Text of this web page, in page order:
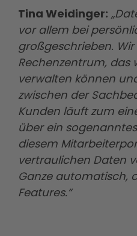
Tina Weidinger:
vor allem bei
großgeschrieben.
Rechenzentrum, das
verwalten können
zwischen der
Kunden läuft zum
über ein
diesem
vertraulichen Daten
Ganze automatisch,
Features.“